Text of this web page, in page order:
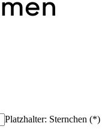
Platzhalter: Sternchen (*)